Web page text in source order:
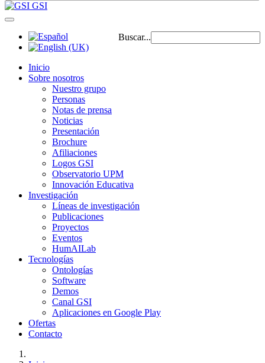
GSI
Buscar...
Inicio
Sobre nosotros
Nuestro grupo
Personas
Notas de prensa
Noticias
Presentación
Brochure
Afiliaciones
Logos GSI
Observatorio UPM
Innovación Educativa
Investigación
Líneas de investigación
Publicaciones
Proyectos
Eventos
HumAILab
Tecnologías
Ontologías
Software
Demos
Canal GSI
Aplicaciones en Google Play
Ofertas
Contacto